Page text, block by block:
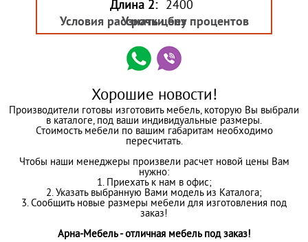
Длина 2: 2400
Узнать цену
Условия рассрочки без процентов
Хорошие новости!
Производители готовы изготовить мебель, которую Вы выбрали
в каталоге, под ваши индивидуальные размеры.
Стоимость мебели по вашим габаритам необходимо
пересчитать.
Чтобы наши менеджеры произвели расчет новой цены Вам
нужно:
1. Приехать к нам в офис;
2. Указать выбранную Вами модель из Каталога;
3. Сообщить новые размеры мебели для изготовления под
заказ!
Арна-Мебель - отличная мебель под заказ!